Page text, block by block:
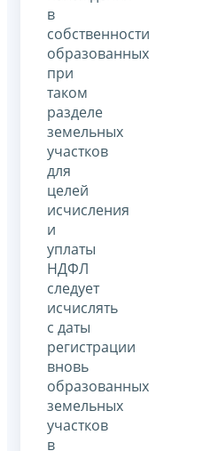
в
собственности
образованных
при
таком
разделе
земельных
участков
для
целей
исчисления
и
уплаты
НДФЛ
следует
исчислять
с даты
регистрации
вновь
образованных
земельных
участков
в